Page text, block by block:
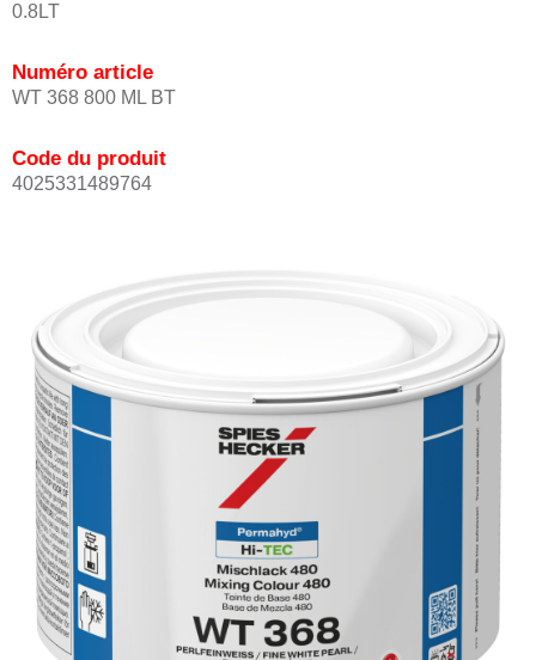
0.8LT
Numéro article
WT 368 800 ML BT
Code du produit
4025331489764